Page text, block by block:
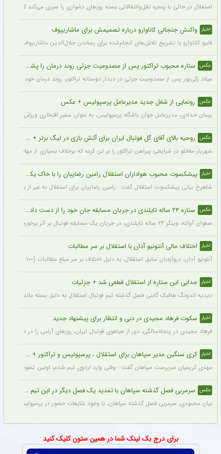
استقلال در حالی با پنجره نقل‌وانتقالاتی بسته روزهای دشواری را سپری می‌کند که در
اخبار واکنش جنجالی کاناوارو درباره تصمیمش برای ماشاریپوف
فابیو کاناوارو با تشریح تلاش‌های انجام‌شده برای رساندن جلال‌الدین ماشاریپوف به
عکس ستاره محبوب تراکتور پس از مصدومیت جزئی روند درمان را پشت سر گذاشت + عکس
میلاد زکی‌پور پس از مصدومیت جزئی در دیدار دوستانه تراکتور، روند درمان خود را
عکس رونمایی از شغل جدید مدیرعامل پرسپولیس + عکس
پیمان حدادی، مدیرعامل جوان باشگاه پرسپولیس، به عنوان سفیر افتخاری ورزش چوگان
عکس روحیه بالای آقای گل فوتبال ایران برای آتش بازی در لیگ برتر + عکس
شهریار مغانلو در شرایطی پیراهن تراکتور را بر تن کرده که برخلاف بسیاری از مهاجمان
اخبار پیشکسوت محبوب هواداران استقلال رامین رضاییان را با خاک یکسان کرد + جزئیات
شاهرخ بیانی پیشکسوت استقلال گفت : رامین رضاییان برای استقلال به غیر از بازار
عکس ستاره ۲۴ ساله تایلندی در جریان مسابقه جان خود را از دست داد + عکس
صفوان آوائه، وینگر ۲۴ ساله تایلندی، در جریان یک مسابقه فوتبال بر اثر برخورد صاعقه جان خود را از دست داد.
اخبار اختلاف مالی آنتونیو آدان با استقلال بر سر مطالبات
آنتونیو آدان، دروازه‌بان سابق استقلال، به دلیل اختلاف بر سر مبلغ مطالبات (۱۰۰ تا ۲۰۰ هزار یورو) قصد شکایت از باشگاه را دارد.
اخبار جدایی این ستاره از استقلال قطعی شد + جزئیات
دیدیه اندونگ هافبک گابنی فصل گذشته تیم فوتبال استقلال به دلیل بسته ماندن پنجره
اخبار سکوت فرهاد مجیدی در دبی و انتظار برای پیشنهاد جدید
فرهاد مجیدی در پنجاه‌سالگی، دور از هیاهوی فوتبال ایران، روزهای آرامی را در دبی
اخبار کری سنگین مدیر سپاهان برای استقلال ، پرسپولیس و تراکتور + جزئیات
مهدی کریمیان سرپرست سپاهان گفت : وقتی وارد اردوی تیم شدم، اولین تصویری که در
عکس سرمربی فصل گذشته سپاهان با تمدید یک فصل دیگر در این تیم ماند + عکس
بیان محمودی، سرمربی فصل گذشته سپاهان، با وجود شایعات حضور در پرسپولیس،
برای درج بک لینک شما در همین ستون کلیک کنید